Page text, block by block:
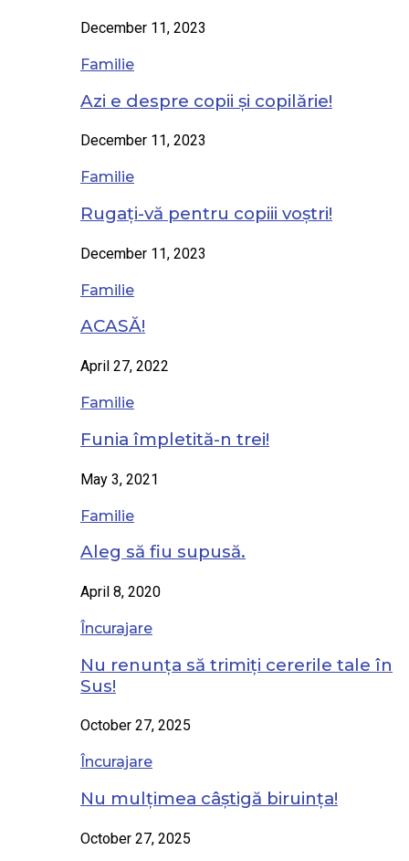
December 11, 2023
Familie
Azi e despre copii și copilărie!
December 11, 2023
Familie
Rugați-vă pentru copiii voștri!
December 11, 2023
Familie
ACASĂ!
April 27, 2022
Familie
Funia împletită-n trei!
May 3, 2021
Familie
Aleg să fiu supusă.
April 8, 2020
Încurajare
Nu renunța să trimiți cererile tale în
Sus!
October 27, 2025
Încurajare
Nu mulțimea câștigă biruința!
October 27, 2025